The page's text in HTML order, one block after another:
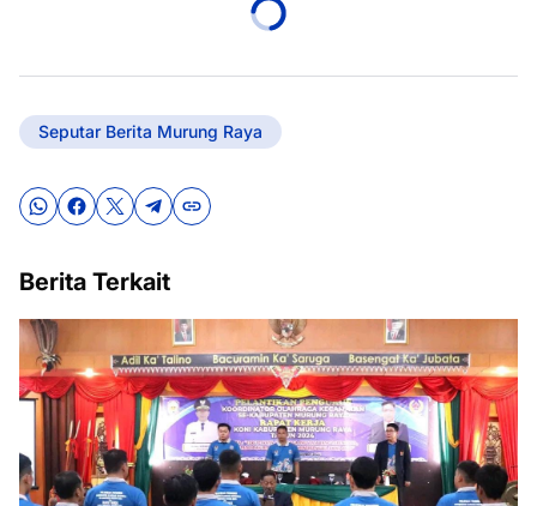
Seputar Berita Murung Raya
Berita Terkait